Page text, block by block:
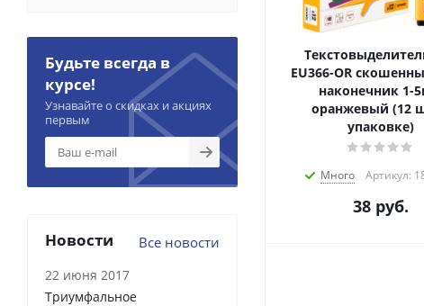
EU366-OR
наконечник 1-
оранжевый (12
упаковке)
Много Артикул:
38руб.
Будьте всегда в
курсе!
Узнавайте о скидках и акциях
первым
Новости Все новости
22 июня 2017
Триумфальное